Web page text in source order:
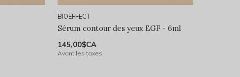
BIOEFFECT
Sérum contour des yeux EGF - 6ml
145,00$CA
Avant les taxes